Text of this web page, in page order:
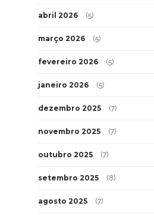
abril 2026 (5)
março 2026 (5)
fevereiro 2026 (5)
janeiro 2026 (5)
dezembro 2025 (7)
novembro 2025 (7)
outubro 2025 (7)
setembro 2025 (8)
agosto 2025 (7)